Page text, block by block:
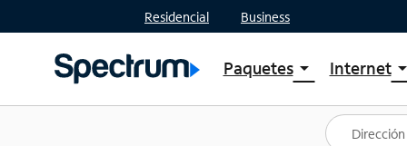
Residencial Business
Paquetesarrow_drop_down
Ver paquetes
Spectrum One
Internetarrow_drop_down
Planes